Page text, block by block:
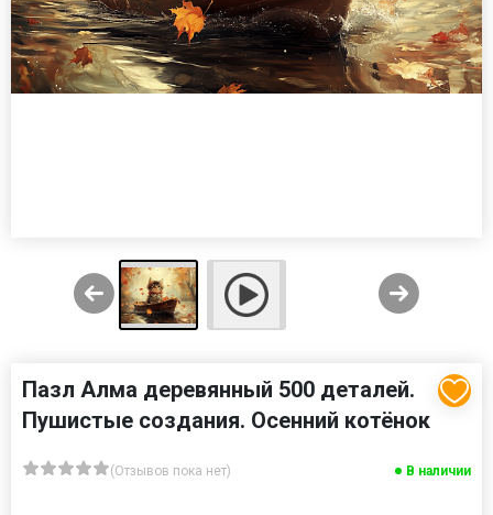
Пазл Алма деревянный 500 деталей.
Пушистые создания. Осенний котёнок
(Отзывов пока нет) В наличии